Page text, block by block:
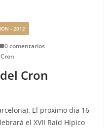
- 2012
0 comentarios
Cron
El proximo dia 16-
el XVII Raid Hípico